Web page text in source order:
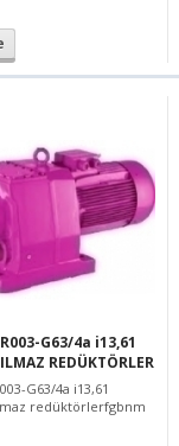
G63/4a i13,61
REDÜKTÖRLER
G63/4a i13,61
redüktörlerfgbnm